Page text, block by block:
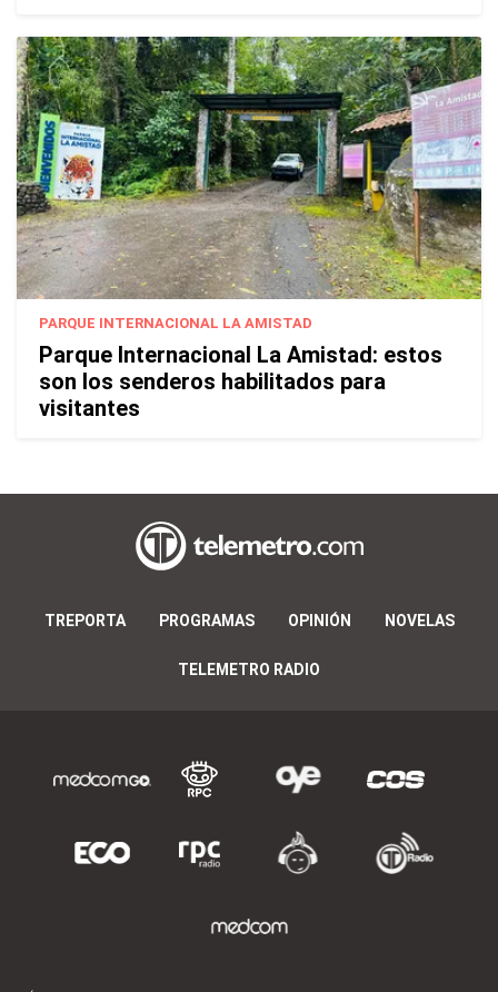
PARQUE INTERNACIONAL LA AMISTAD
Parque Internacional La Amistad: estos
son los senderos habilitados para
visitantes
TREPORTA PROGRAMAS OPINIÓN NOVELAS
TELEMETRO RADIO